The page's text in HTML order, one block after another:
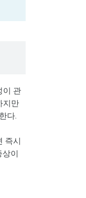
이 관
지만
다.
즉시
이